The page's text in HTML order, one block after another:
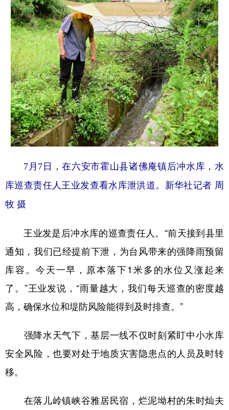
7月7日，在六安市霍山县诸佛庵镇后冲水库，水
库巡查责任人王业发查看水库泄洪道。新华社记者 周
牧 摄
王业发是后冲水库的巡查责任人。“前天接到县里
通知，我们已经提前下泄，为台风带来的强降雨预留
库容。今天一早，原本落下1米多的水位又涨起来
了。”王业发说，“雨量越大，我们每天巡查的密度越
高，确保水位和堤防风险能得到及时排查。”
强降水天气下，基层一线不仅时刻紧盯中小水库
安全风险，也要对处于地质灾害隐患点的人员及时转
移。
在落儿岭镇峡谷雅居民宿，烂泥坳村的朱时灿夫